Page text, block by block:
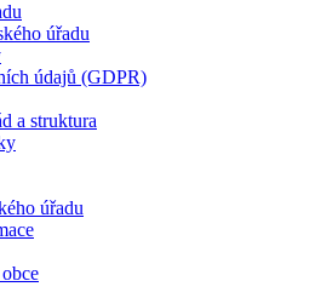
úřadu
údajů (GDPR)
a struktura
úřadu